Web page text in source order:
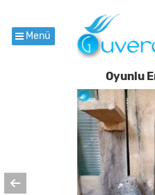
Menü
Oyunlu